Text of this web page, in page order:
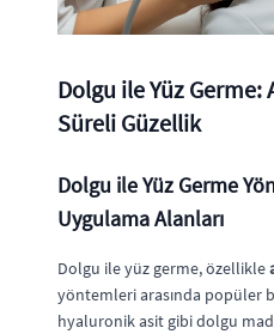
Dolgu ile Yüz Germe:
Süreli Güzellik
Dolgu ile Yüz Germe
Uygulama Alanları
Dolgu ile yüz germe, özellikle
yöntemleri arasında popüler
hyaluronik asit gibi dolgu